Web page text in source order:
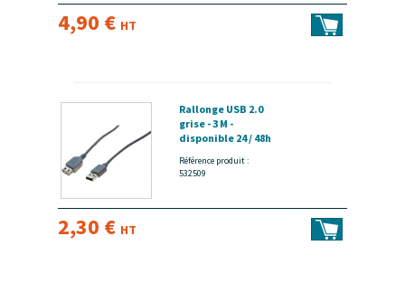
4,90 € HT
Rallonge USB 2.0
grise - 3 M -
disponible 24 / 48h
Référence produit :
532509
2,30 € HT